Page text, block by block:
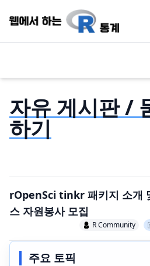
자유 게시판 /
하기
rOpenSci tinkr 패키지 소개
스 자원봉사 모집
R Community
주요 토픽